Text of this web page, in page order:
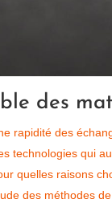
des
rapidité des
technologies qui
quelles raisons
des méthodes